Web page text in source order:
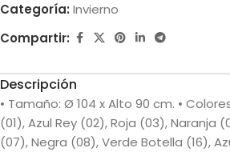
Categoría: Invierno
Compartir:
Descripción
• Tamaño: Ø 104 x Alto 90 cm. •
(01), Azul Rey (02), Roja (03), Naranja
(07), Negra (08), Verde Botella (16),